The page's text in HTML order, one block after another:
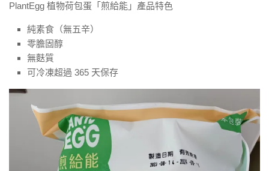
PlantEgg 植物荷包蛋「煎給能」產品特色
純素食（無五辛）
零膽固醇
無麩質
可冷凍超過 365 天保存